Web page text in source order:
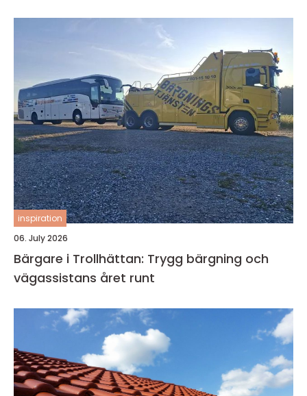
inspiration
06. July 2026
Bärgare i Trollhättan: Trygg bärgning och
vägassistans året runt